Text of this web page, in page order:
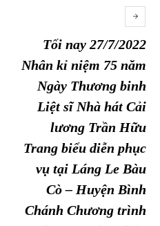
Tối nay 27/7/2022
Nhân kỉ niệm 75 năm
Ngày Thương binh
Liệt sĩ Nhà hát Cải
lương Trần Hữu
Trang biểu diễn phục
vụ tại Láng Le Bàu
Cò – Huyện Bình
Chánh Chương trình